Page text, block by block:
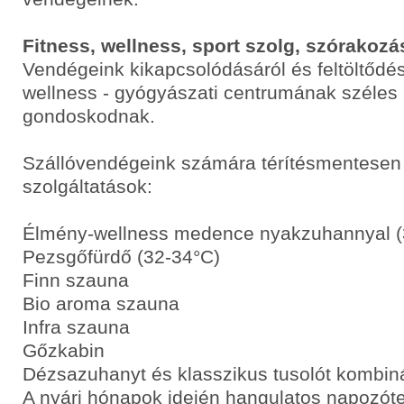
Fitness, wellness, sport szolg,
Vendégeink kikapcsolódásáról és
wellness - gyógyászati centrumának
gondoskodnak.
Szállóvendégeink számára
szolgáltatások:
Élmény-wellness medence nyakzuhannyal
Pezsgőfürdő (32-34°C)
Finn szauna
Bio aroma szauna
Infra szauna
Gőzkabin
Dézsazuhanyt és klasszikus tusolót
A nyári hónapok idején hangulatos